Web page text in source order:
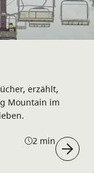
erzählt,
Mountain im
2 min